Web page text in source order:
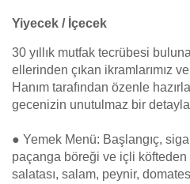
Yiyecek / İçecek
30 yıllık mutfak tecrübesi
ellerinden çıkan ikramlarımız
Hanım tarafından özenle
gecenizin unutulmaz bir
● Yemek Menü: Başlangıç,
paçanga böreği ve içli köfteden
salatası, salam, peynir,